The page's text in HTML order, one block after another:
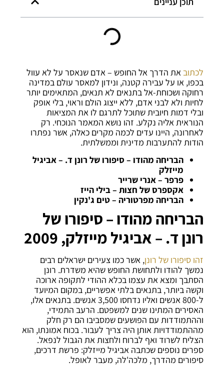
לכתוב את הדרך אל החופש – אדם שנאסר על לא עוול
בכפו, או על עבירה קטנה, ונידון למאסר עולם במדינה
רחוקה ושכוחת-אל בתנאים לא תנאים, המתאימים יותר
לחיות ולא לבני אדם, ללא ייצוג הולם וראוי, בלי אופק
ובלי דמות חיובית שתוכל לתרגם לו את המציאות
הנוראית אליה נקלע. זהו נושא המאמר הנוכחי. רק
לאחרונה, היינו עדים לכמה מקרים כאלה, אשר נפתרו
הודות להתערבות מדינית וממשלתית.
הבריחה מהודו – סיפורו של רונן ד. – אביגיל
מייזלק
פרפר – אנרי שרייר
אקספרס של חצות – בילי הייז
הבריחה מפרטוריה – טים ג'נקין
הבריחה מהודו – סיפורו של
רונן ד. – אביגיל מייזלק, 2009
זהו סיפורו של רונן, אשר כמו צעירים ישראלים רבים
נמשך להודו ולתחושת החופש שהיא משדרת. רונן
הסתבך ומצא את עצמו בכלא ההודי לתקופה ארוכה
וקשה ביותר, בתנאים בלתי אפשריים, במקום המיועד
ל-800 אנשים ואליו נדחסו 3,500 אנשים. בתנאים אלו,
האסירים המתינו שנים למשפטם. הרעב התמידי,
וההתמודדות עם הפושעים שמסביבו הם רק חלק
מההתמודדויות אותן היה צריך לעבור. בכוח אמונתו, הוא
הצליח לשרוד ואף לברוח ולחצות את הגבול לנפאל.
ספרים נוספים שכתבה אביגיל מייזלק: פרשת דרכים,
סיפורים מהדרך, מלכה'לה, מעבר לאופל.